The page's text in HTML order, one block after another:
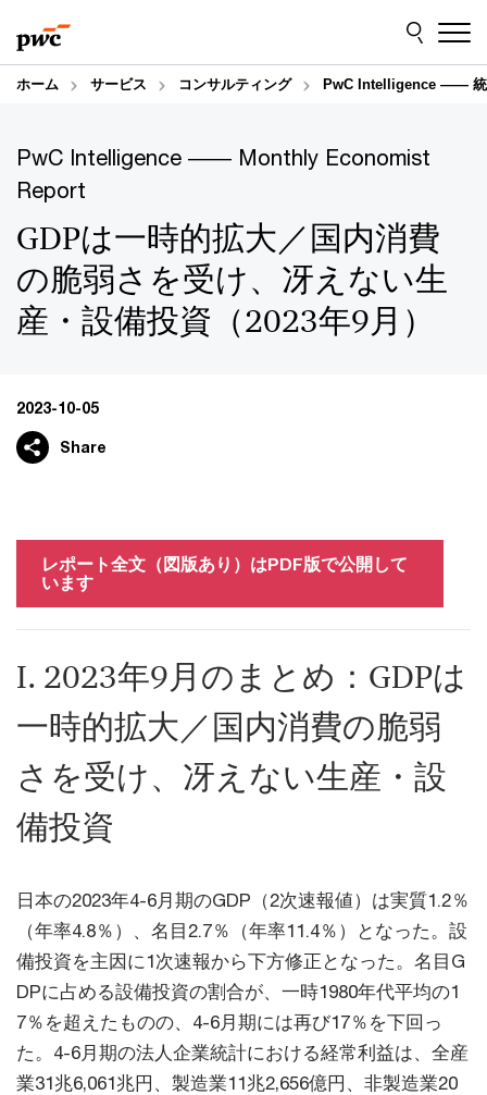
to
content
to
footer
ホーム サービス コンサルティング PwC Intelligence ―― 統
PwC Intelligence ―― Monthly Economist
Report
GDPは一時的拡大／国内消費
の脆弱さを受け、冴えない生
産・設備投資（2023年9月）
2023-10-05
Share
レポート全文（図版あり）はPDF版で公開して
います
I. 2023年9月のまとめ：GDPは
一時的拡大／国内消費の脆弱
さを受け、冴えない生産・設
備投資
日本の2023年4-6月期のGDP（2次速報値）は実質1.2％
（年率4.8％）、名目2.7％（年率11.4％）となった。設
備投資を主因に1次速報から下方修正となった。名目G
DPに占める設備投資の割合が、一時1980年代平均の1
7％を超えたものの、4-6月期には再び17％を下回っ
た。4-6月期の法人企業統計における経常利益は、全産
業31兆6,061兆円、製造業11兆2,656億円、非製造業20